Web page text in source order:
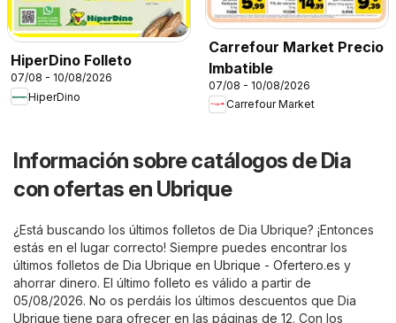
HiperDino Folleto
07/08 - 10/08/2026
HiperDino
Carrefour Market Precio
Imbatible
07/08 - 10/08/2026
Carrefour Market
Información sobre catálogos de Dia
con ofertas en Ubrique
¿Está buscando los últimos folletos de Dia Ubrique? ¡Entonces
estás en el lugar correcto! Siempre puedes encontrar los
últimos folletos de Dia Ubrique en Ubrique - Ofertero.es y
ahorrar dinero. El último folleto es válido a partir de
05/08/2026. No os perdáis los últimos descuentos que Dia
Ubrique tiene para ofrecer en las páginas de 12. Con los